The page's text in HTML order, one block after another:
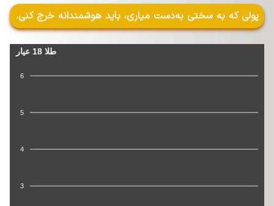
پولی که به سختی به‌دست میاری، باید هوشمندانه خرج کنی.
طلا 18 عیار
6
5
4
3